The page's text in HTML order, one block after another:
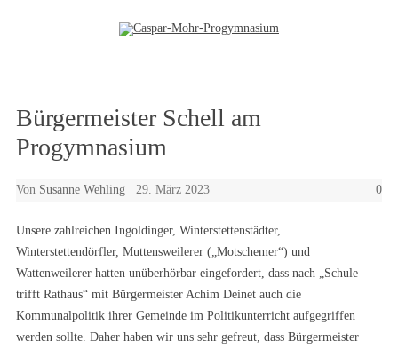
Bürgermeister Schell am
Progymnasium
Von Susanne Wehling 29. März 2023 0
Unsere zahlreichen Ingoldinger, Winterstettenstädter,
Winterstettendörfler, Muttensweilerer („Motschemer“) und
Wattenweilerer hatten unüberhörbar eingefordert, dass nach „Schule
trifft Rathaus“ mit Bürgermeister Achim Deinet auch die
Kommunalpolitik ihrer Gemeinde im Politikunterricht aufgegriffen
werden sollte. Daher haben wir uns sehr gefreut, dass Bürgermeister